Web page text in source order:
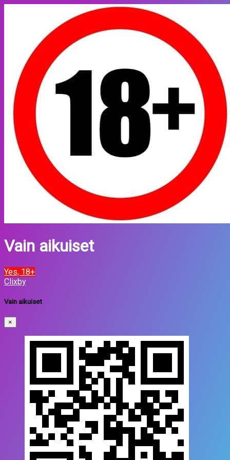
Vain aikuiset
Yes, 18+
Clixby
Vain aikuiset
×